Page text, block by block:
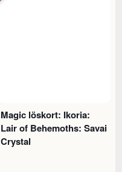
Magic löskort: Ikoria:
Lair of Behemoths: Savai
Crystal